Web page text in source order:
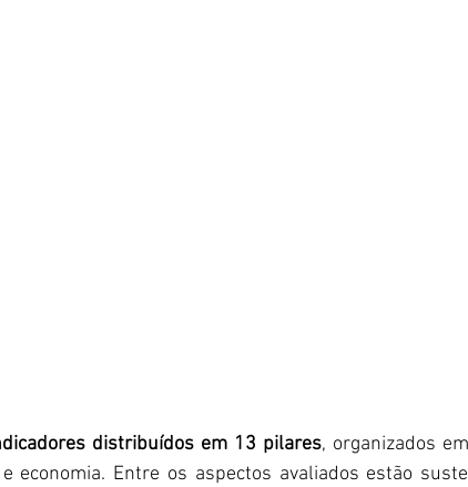
distribuídos em 13 pilares, organizados
economia. Entre os aspectos avaliados estão